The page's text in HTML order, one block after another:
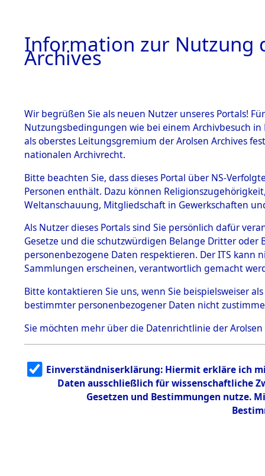
BESTÄNDE
1.
Inhaftierungsdoku
mente
1.2.9 Beim ITS
Effekten
1.2.9.1
Effekten aus
dem KZ
Dachau
1.2.9.2
Effekten aus
dem KZ
Bayerisches
1.2.9.3
Effekten aus
dem KZ
Neuengamm
0003
Einen Kommentar
Information zur Nutzung
Archives
Wir begrüßen Sie als neuen Nutzer unseres Portals!
Nutzungsbedingungen wie bei einem Archivbesuch
als oberstes Leitungsgremium der Arolsen Archives
nationalen Archivrecht.
Bitte beachten Sie, dass dieses Portal über NS-
Personen enthält. Dazu können
Weltanschauung, Mitgliedschaft in Gewerkschaften
Als Nutzer dieses Portals sind Sie persönlich dafür
Gesetze und die schutzwürdigen Belange Dritter
personenbezogene Daten respektieren. Der ITS
Sammlungen erscheinen, verantwortlich gemacht
Bitte kontaktieren Sie uns, wenn Sie beispielsweiser
bestimmter personenbezogener Daten nicht
Sie möchten mehr über die Datenrichtlinie der Arolsen
Einverständniserklärung: Hiermit erkläre ich
Daten ausschließlich für wissenschaftliche
Gesetzen und Bestimmungen nutze.